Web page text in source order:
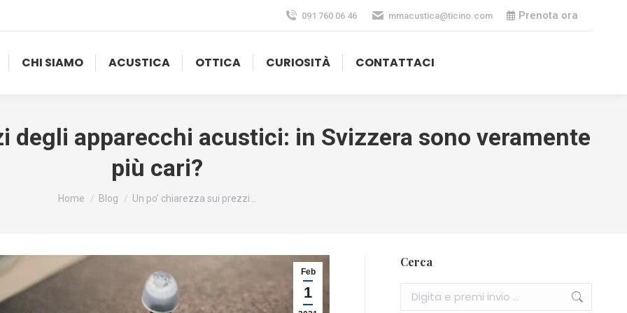
091 760 06 46 mmacustica@ticino.com Prenota ora
CHI SIAMO ACUSTICA OTTICA CURIOSITÀ CONTATTACI
degli apparecchi acustici: in Svizzera sono veramente
più cari?
Tu sei qui:
Home Blog Un po’ chiarezza sui prezzi…
Feb
1
Cerca